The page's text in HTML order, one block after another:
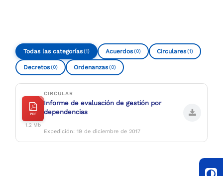
Todas las categorías(1) Acuerdos(0) Circulares(1)
Decretos(0) Ordenanzas(0)
PDF
1.2 Mb
CIRCULAR
Informe de evaluación de gestión por
dependencias
Expedición: 19 de diciembre de 2017